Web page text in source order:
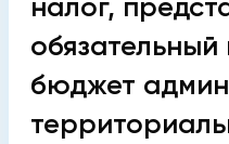
бюджет